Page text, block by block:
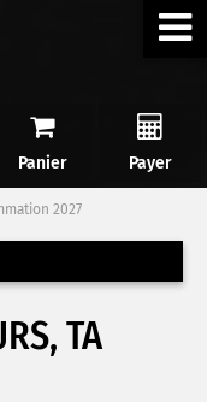
Panier Payer
2027
TA